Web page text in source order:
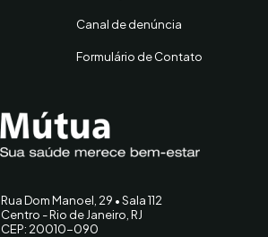
Canal de denúncia
Formulário de Contato
Rua Dom Manoel, 29 • Sala 112
Centro - Rio de Janeiro, RJ
CEP: 20010-090